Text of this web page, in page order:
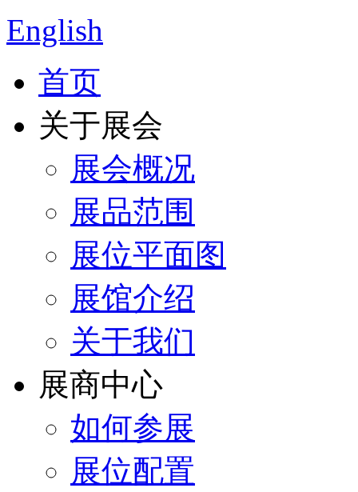
English
首页
关于展会
展会概况
展品范围
展位平面图
展馆介绍
关于我们
展商中心
如何参展
展位配置